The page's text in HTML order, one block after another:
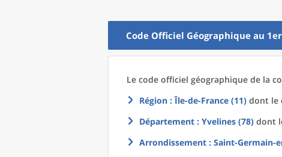
Code Officiel Géographique au
Le code officiel géographique de la
Région : Île-de-France (11) dont le
Département : Yvelines (78) dont
Arrondissement : Saint-Germain-